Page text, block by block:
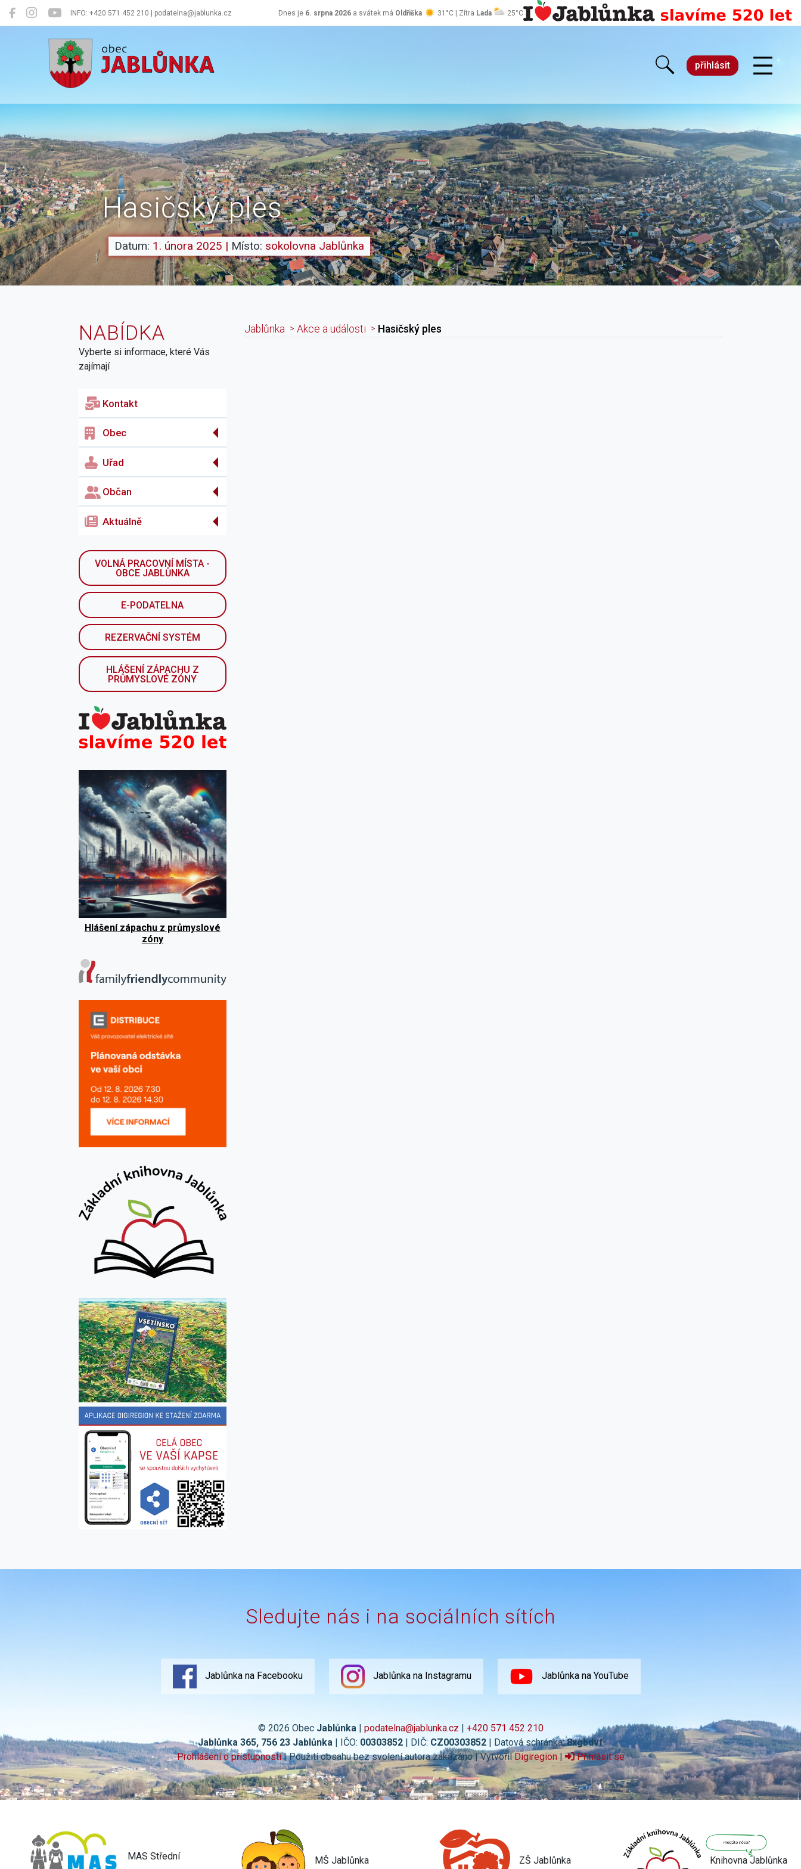
INFO: +420 571 452 210 | podatelna@jablunka.cz Dnes je 6. srpna 2026a svátek má Oldřiška 31°C | Zítra Lada 25°C
Jablůnka
přihlásit
Hasičský ples
Datum: 1. února 2025 | Místo: sokolovna Jablůnka
NABÍDKA
Vyberte si informace, které Vás
zajímají
Kontakt
Obec
Uřad
Občan
Aktuálně
VOLNÁ PRACOVNÍ MÍSTA -
OBCE JABLŮNKA
E-PODATELNA
REZERVAČNÍ SYSTÉM
HLÁŠENÍ ZÁPACHU Z
PRŮMYSLOVÉ ZÓNY
Hlášení zápachu z průmyslové
zóny
Jablůnka Akce a události Hasičský ples
Sledujte nás i na sociálních sítích
Jablůnka na Facebooku Jablůnka na Instagramu Jablůnka na YouTube
© 2026 Obec Jablůnka| podatelna@jablunka.cz
+420 571 452 210
Jablůnka 365, 756 23 Jablůnka | IČO: 00303852 | DIČ: CZ00303852 | Datová schránka:8xgbdvf
Prohlášení o přístupnosti| Použití obsahu bez svolení autora zakázáno | VytvořilDigiregion| Přihlásit se
MAS Střední MŠ Jablůnka ZŠ Jablůnka Knihovna Jablůnka
tenhle web znám
nazpaměť.